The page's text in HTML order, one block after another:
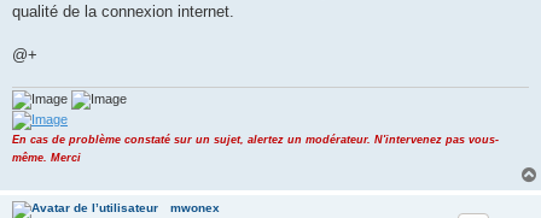
qualité de la connexion internet.
@+
En cas de problème constaté sur un sujet, alertez un modérateur. N'intervenez pas vous-
même. Merci
mwonex